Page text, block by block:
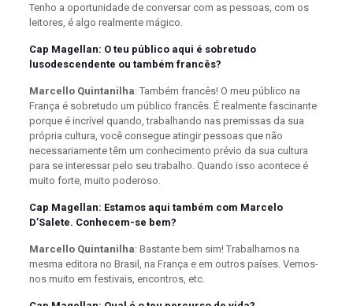
Tenho a oportunidade de conversar com as pessoas, com os
leitores, é algo realmente mágico.
Cap Magellan: O teu público aqui é sobretudo
lusodescendente ou também francês?
Marcello Quintanilha: Também francês! O meu público na
França é sobretudo um público francês. É realmente fascinante
porque é incrível quando, trabalhando nas premissas da sua
própria cultura, você consegue atingir pessoas que não
necessariamente têm um conhecimento prévio da sua cultura
para se interessar pelo seu trabalho. Quando isso acontece é
muito forte, muito poderoso.
Cap Magellan: Estamos aqui também com Marcelo
D’Salete. Conhecem-se bem?
Marcello Quintanilha: Bastante bem sim! Trabalhamos na
mesma editora no Brasil, na França e em outros países. Vemos-
nos muito em festivais, encontros, etc.